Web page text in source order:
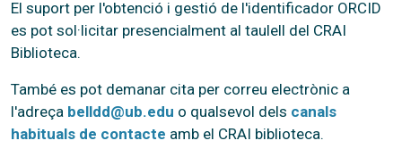
El suport per l'obtenció i gestió de l'identificador ORCID
es pot sol·licitar presencialment al taulell del CRAI
Biblioteca.
També es pot demanar cita per correu electrònic a
l'adreça belldd@ub.edu o qualsevol dels canals
habituals de contacte amb el CRAI biblioteca.